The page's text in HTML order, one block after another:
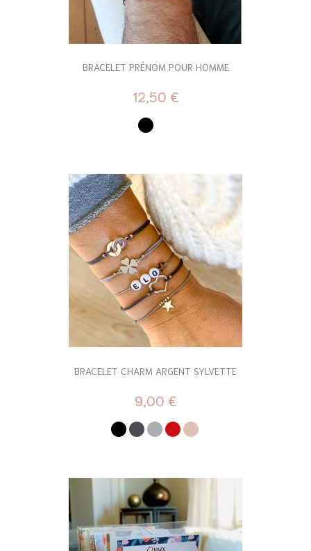
BRACELET PRÉNOM POUR HOMME
12,50 €
BRACELET CHARM ARGENT SYLVETTE
9,00 €